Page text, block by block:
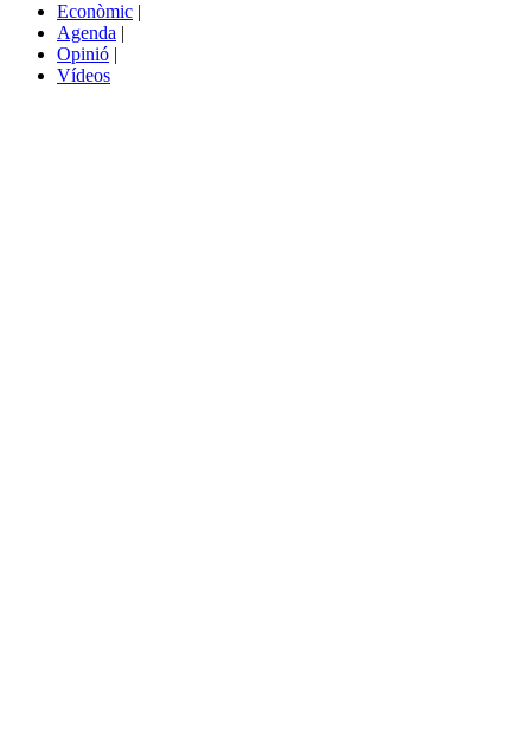
Econòmic |
Agenda |
Opinió |
Vídeos